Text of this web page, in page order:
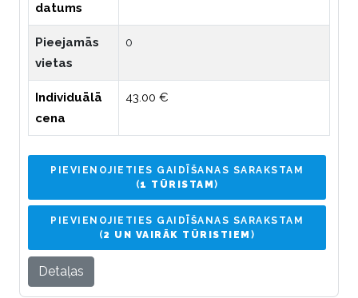
datums
Pieejamās
vietas
0
Individuālā
cena
43.00 €
PIEVIENOJIETIES GAIDĪŠANAS SARAKSTAM
(1 TŪRISTAM)
PIEVIENOJIETIES GAIDĪŠANAS SARAKSTAM
(2 UN VAIRĀK TŪRISTIEM )
Detaļas